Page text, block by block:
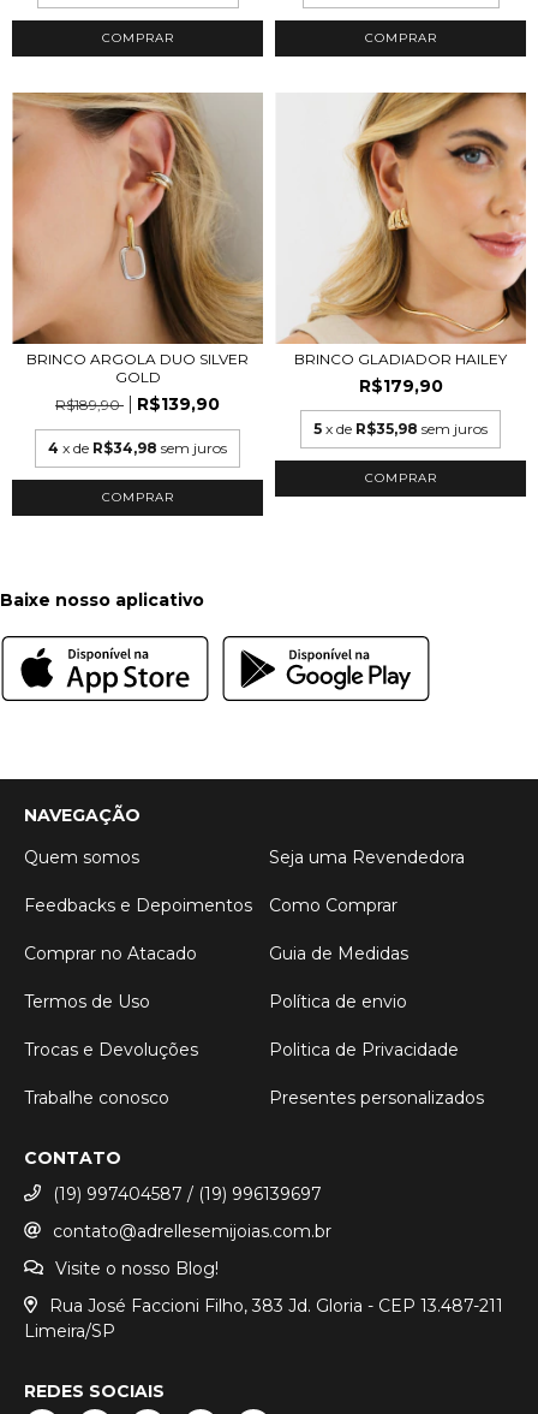
COMPRAR
BRINCO ARGOLA DUO SILVER
GOLD
R$189,90
R$139,90
4 x de R$34,98 sem juros
COMPRAR
BRINCO GLADIADOR HAILEY
R$179,90
5 x de R$35,98 sem juros
COMPRAR
Baixe nosso aplicativo
NAVEGAÇÃO
Quem somos
Seja uma Revendedora
Feedbacks e Depoimentos Como Comprar
Comprar no Atacado Guia de Medidas
Termos de Uso Política de envio
Trocas e Devoluções Politica de Privacidade
Trabalhe conosco Presentes personalizados
CONTATO
(19) 997404587 / (19) 996139697
contato@adrellesemijoias.com.br
Visite o nosso Blog!
Rua José Faccioni Filho, 383 Jd. Gloria - CEP 13.487-211
Limeira/SP
REDES SOCIAIS